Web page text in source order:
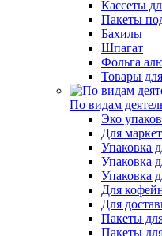
Кассеты
Пакеты
Бахилы
Шпагат
Фольга
Товары
По видам
Эко
Для
Упаковка
Упаковка
Упаковка
Для
Для
Пакеты
Пакеты